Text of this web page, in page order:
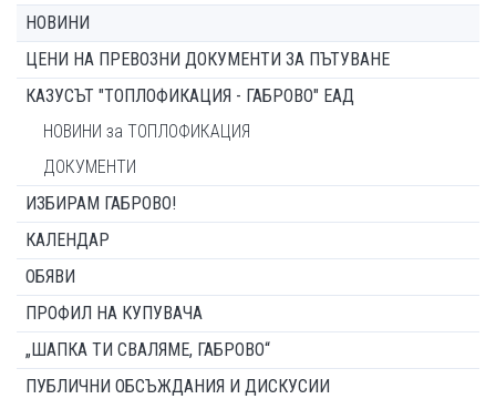
НОВИНИ
ЦЕНИ НА ПРЕВОЗНИ ДОКУМЕНТИ ЗА ПЪТУВАНЕ
КАЗУСЪТ "ТОПЛОФИКАЦИЯ - ГАБРОВО" ЕАД
НОВИНИ за ТОПЛОФИКАЦИЯ
ДОКУМЕНТИ
ИЗБИРАМ ГАБРОВО!
КАЛЕНДАР
ОБЯВИ
ПРОФИЛ НА КУПУВАЧА
„ШАПКА ТИ СВАЛЯМЕ, ГАБРОВО“
ПУБЛИЧНИ ОБСЪЖДАНИЯ И ДИСКУСИИ